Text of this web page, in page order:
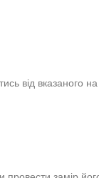
від вказаного